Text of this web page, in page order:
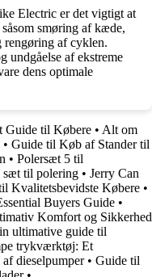
Electric er det vigtigt at
smøring af kæde,
af cyklen.
undgåelse af ekstreme
dens optimale
Guide til Købere • Alt om
• Guide til Køb af Stander til
• Polersæt 5 til
sæt til polering • Jerry Can
Kvalitetsbevidste Købere •
Buyers Guide •
Komfort og Sikkerhed
ultimative guide til
trykværktøj: Et
dieselpumper• Guide til